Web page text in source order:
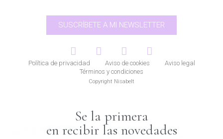
SUSCRÍBETE A MI NEWSLETTER
Política de privacidad Aviso de cookies
Aviso legal
Términos y condiciones
Copyright Nisabelt
Se la primera
en recibir las novedades